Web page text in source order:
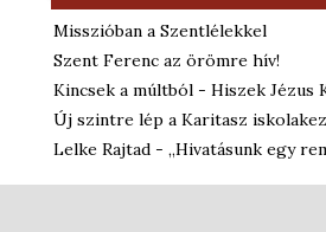
Misszióban a Szentlélekkel
Szent Ferenc az örömre hív!
Kincsek a múltból - Hiszek Jézus
Új szintre lép a Karitasz
Lelke Rajtad - „Hivatásunk egy